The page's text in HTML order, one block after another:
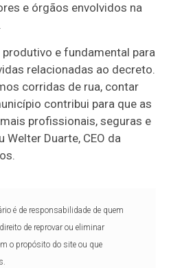
e órgãos envolvidos na
e fundamental para
relacionadas ao decreto.
corridas de rua, contar
contribui para que as
profissionais, seguras e
Welter Duarte, CEO da
é de responsabilidade de quem
de reprovar ou eliminar
o propósito do site ou que